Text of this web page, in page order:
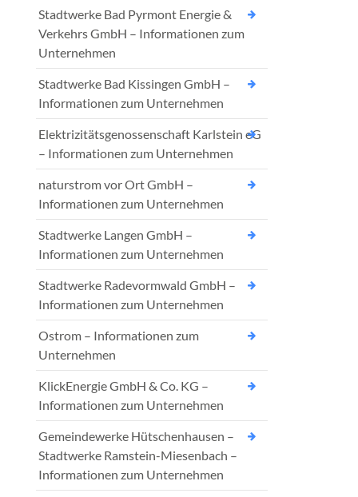
Stadtwerke Bad Pyrmont Energie &
Verkehrs GmbH – Informationen zum
Unternehmen
Stadtwerke Bad Kissingen GmbH –
Informationen zum Unternehmen
Elektrizitätsgenossenschaft Karlstein eG
– Informationen zum Unternehmen
naturstrom vor Ort GmbH –
Informationen zum Unternehmen
Stadtwerke Langen GmbH –
Informationen zum Unternehmen
Stadtwerke Radevormwald GmbH –
Informationen zum Unternehmen
Ostrom – Informationen zum
Unternehmen
KlickEnergie GmbH & Co. KG –
Informationen zum Unternehmen
Gemeindewerke Hütschenhausen –
Stadtwerke Ramstein-Miesenbach –
Informationen zum Unternehmen